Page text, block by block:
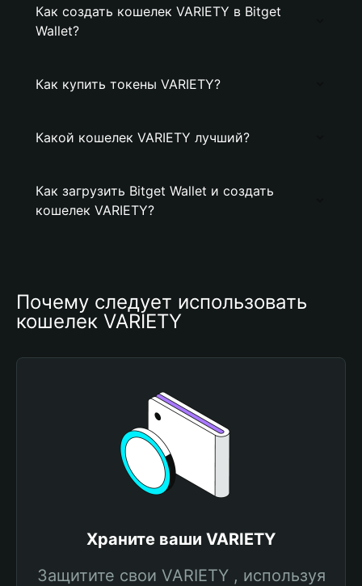
Как создать кошелек VARIETY в Bitget
Wallet?
Как купить токены VARIETY?
Какой кошелек VARIETY лучший?
Как загрузить Bitget Wallet и создать
кошелек VARIETY?
Почему следует использовать
кошелек VARIETY
Храните ваши VARIETY
Защитите свои VARIETY , используя